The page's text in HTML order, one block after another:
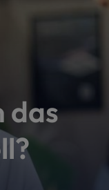
das